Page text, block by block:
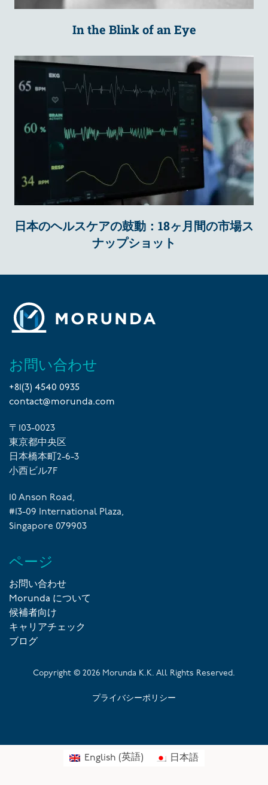
In the Blink of an Eye
日本のヘルスケアの鼓動：18ヶ月間の市場ス
ナップショット
お問い合わせ
+81(3) 4540 0935
contact@morunda.com
〒103-0023
東京都中央区
日本橋本町2-6-3
小西ビル7F
10 Anson Road,
#13-09 International Plaza,
Singapore 079903
ページ
お問い合わせ
Morunda について
候補者向け
キャリアチェック
ブログ
Copyright © 2026 Morunda K.K. All Rights Reserved.
プライバシーポリシー
English (英語) 日本語